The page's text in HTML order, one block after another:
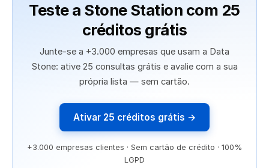
Teste a Stone Station com 25
créditos grátis
Junte-se a +3.000 empresas que usam a Data
Stone: ative 25 consultas grátis e avalie com a sua
própria lista — sem cartão.
Ativar 25 créditos grátis →
+3.000 empresas clientes · Sem cartão de crédito · 100%
LGPD